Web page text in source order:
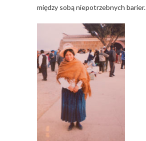
między sobą niepotrzebnych barier.